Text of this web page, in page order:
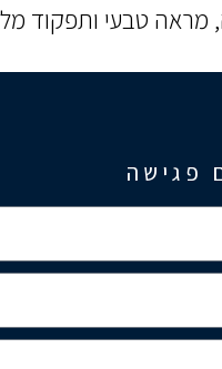
טבעי ותפקוד
פגישה